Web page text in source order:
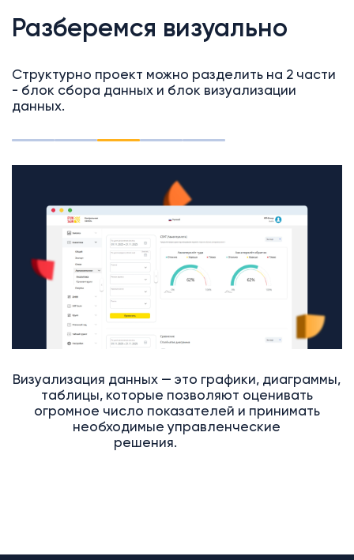
Разберемся визуально
Структурно проект можно разделить на 2 части
- блок сбора данных и блок визуализации
данных.
Визуализация данных — это графики, диаграммы,
таблицы, которые позволяют оценивать
огромное число показателей и принимать
необходимые управленческие
решения.